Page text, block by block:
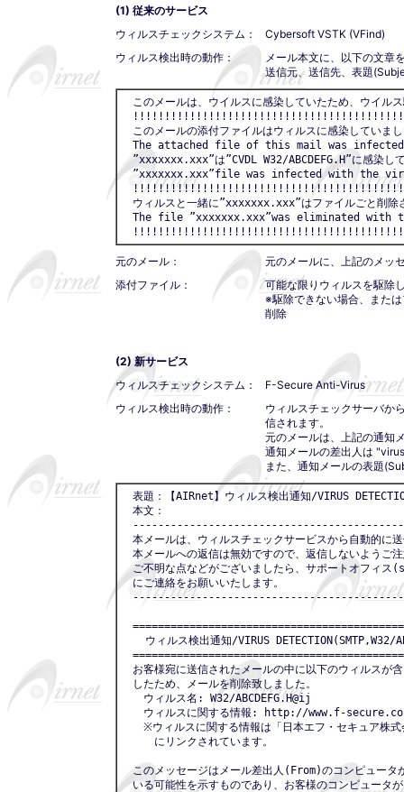
(1) 従来のサービス
ウィルスチェックシステム：
Cybersoft VSTK (VFind)
ウィルス検出時の動作：
メール本文に、以下の文章
送信元、送信先、表題
このメールは、ウイルスに感染していたため、ウイル
このメールの添付ファイルはウィルスに感染していま
The attached file of this mail was
”xxxxxxx.xxx”は”CVDL W32/ABCDEFG.H”に感染し
”xxxxxxx.xxx”file was infected with the virus
ウィルスと一緒に”xxxxxxx.xxx”はファイルごと削除
The file ”xxxxxxx.xxx”was eliminated with the
元のメール：
元のメールに、上記のメッ
添付ファイル：
可能な限りウィルスを駆除
※駆除できない場合、また
削除
(2) 新サービス
ウィルスチェックシステム：
F-Secure Anti-Virus
ウィルス検出時の動作：
ウィルスチェックサーバか
信されます。
元のメールは、上記の通知
通知メールの差出人は
また、通知メールの表題
表題：【AIRnet】ウィルス検出通知/VIRUS
本文：
本メールは、ウィルスチェックサービスから自動的に
本メールへの返信は無効ですので、返信しないようご
ご不明な点などがございましたら、サポートオフィ
にご連絡をお願いいたします。
ウィルス検出通知/VIRUS DETECTION(SMTP,W32/
お客様宛に送信されたメールの中に以下のウィルスが
したため、メールを削除致しました。
ウィルス名: W32/ABCDEFG.H@ij
ウィルスに関する情報: http://www.f-
※ウィルスに関する情報は「日本エフ・セキュア株式
にリンクされています。
このメッセージはメール差出人(From)のコンピュータ
いる可能性を示すものであり、お客様のコンピュータ